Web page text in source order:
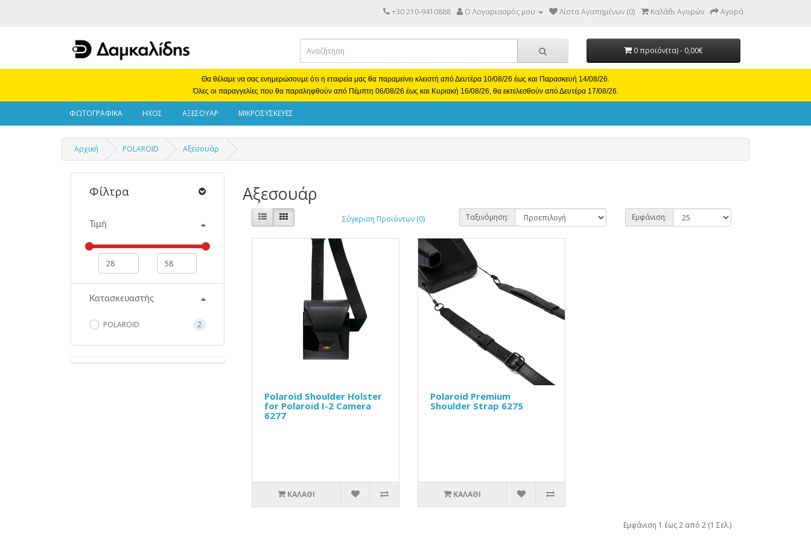
+30 210-9410888 Ο Λογαριασμός μου Λίστα Αγαπημένων (0) Καλάθι Αγορών Αγορά
0 προϊόν(τα) - 0,00€
Θα θέλαμε να σας ενημερώσουμε ότι η εταιρεία μας θα παραμείνει κλειστή από Δευτέρα 10/08/26 έως και Παρασκευή 14/08/26.
Όλες οι παραγγελίες που θα παραληφθούν από Πέμπτη 06/08/26 έως και Κυριακή 16/08/26, θα εκτελεσθούν από Δευτέρα 17/08/26.
ΦΩΤΟΓΡΑΦΙΚΑ ΗΧΟΣ ΑΞΕΣΟΥΑΡ ΜΙΚΡΟΣΥΣΚΕΥΕΣ
Αρχική POLAROID Αξεσουάρ
Φίλτρα
Τιμή
Κατασκευαστής
POLAROID 2
Αξεσουάρ
Σύγκριση Προϊόντων (0) Ταξινόμηση: Εμφάνιση:
Polaroid Shoulder Holster
for Polaroid I-2 Camera
6277
ΚΑΛΆΘΙ
Polaroid Premium
Shoulder Strap 6275
ΚΑΛΆΘΙ
Εμφάνιση 1 έως 2 από 2 (1 Σελ.)